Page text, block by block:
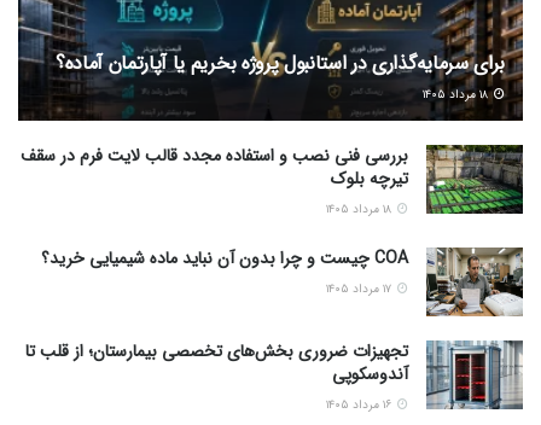
برای سرمایه‌گذاری در استانبول پروژه بخریم یا آپارتمان آماده؟
۱۸ مرداد ۱۴۰۵
بررسی فنی نصب و استفاده مجدد قالب لایت فرم در سقف
تیرچه بلوک
COA چیست و چرا بدون آن نباید ماده شیمیایی خرید؟
تجهیزات ضروری بخش‌های تخصصی بیمارستان؛ از قلب تا
آندوسکوپی